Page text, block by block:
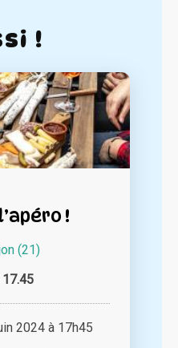
!
!
(21)
17.45
2024 à 17h45